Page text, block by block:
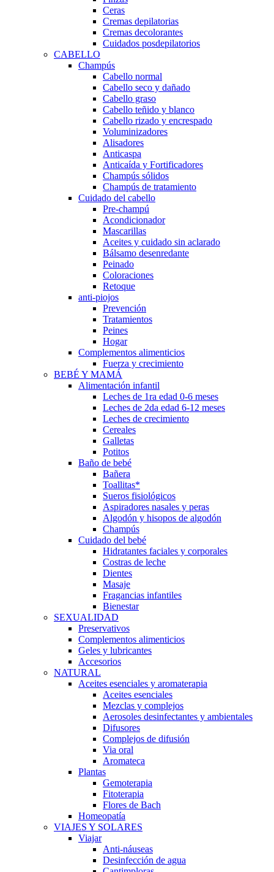
Ceras
Cremas depilatorias
Cremas decolorantes
Cuidados posdepilatorios
CABELLO
Champús
Cabello normal
Cabello seco y dañado
Cabello graso
Cabello teñido y blanco
Cabello rizado y encrespado
Voluminizadores
Alisadores
Anticaspa
Anticaída y Fortificadores
Champús sólidos
Champús de tratamiento
Cuidado del cabello
Pre-champú
Acondicionador
Mascarillas
Aceites y cuidado sin aclarado
Bálsamo desenredante
Peinado
Coloraciones
Retoque
anti-piojos
Prevención
Tratamientos
Peines
Hogar
Complementos alimenticios
Fuerza y crecimiento
BEBÉ Y MAMÁ
Alimentación infantil
Leches de 1ra edad 0-6 meses
Leches de 2da edad 6-12 meses
Leches de crecimiento
Cereales
Galletas
Potitos
Baño de bebé
Bañera
Toallitas*
Sueros fisiológicos
Aspiradores nasales y peras
Algodón y hisopos de algodón
Champús
Cuidado del bebé
Hidratantes faciales y corporales
Costras de leche
Dientes
Masaje
Fragancias infantiles
Bienestar
SEXUALIDAD
Preservativos
Complementos alimenticios
Geles y lubricantes
Accesorios
NATURAL
Aceites esenciales y aromaterapia
Aceites esenciales
Mezclas y complejos
Aerosoles desinfectantes y ambientales
Difusores
Complejos de difusión
Via oral
Aromateca
Plantas
Gemoterapia
Fitoterapia
Flores de Bach
Homeopatía
VIAJES Y SOLARES
Viajar
Anti-náuseas
Desinfección de agua